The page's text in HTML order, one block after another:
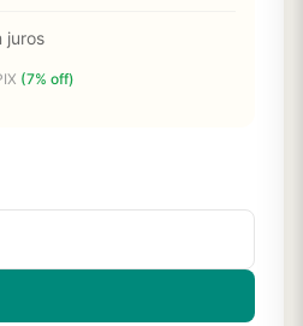
juros
(7% off)